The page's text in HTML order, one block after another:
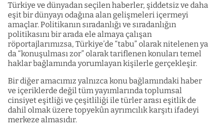
Türkiye ve dünyadan seçilen haberler, şiddetsiz ve daha
eşit bir dünyayı odağına alan gelişmeleri içermeyi
amaçlar. Politikanın sıradanlığı ve sıradanlığın
politikasını bir arada ele almaya çalışan
röportajlarımızsa, Türkiye’de “tabu” olarak nitelenen ya
da “konuşulması zor” olarak tariflenen konuları temel
haklar bağlamında yorumlayan kişilerle gerçekleşir.
Bir diğer amacımız yalnızca konu bağlamındaki haber
ve içeriklerde değil tüm yayımlarında toplumsal
cinsiyet eşitliği ve çeşitliliği ile türler arası eşitlik de
dahil olmak üzere topyekûn ayrımcılık karşıtı ifadeyi
merkeze almasıdır.